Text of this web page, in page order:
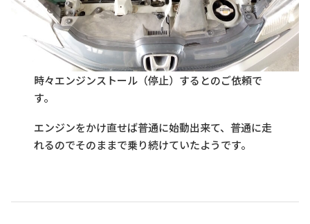
時々エンジンストール（停止）するとのご依頼で
す。
エンジンをかけ直せば普通に始動出来て、普通に走
れるのでそのままで乗り続けていたようです。